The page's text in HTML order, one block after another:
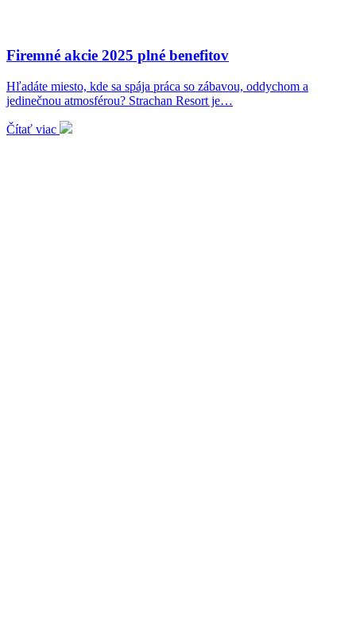
Firemné akcie 2025 plné benefitov
Hľadáte miesto, kde sa spája práca so zábavou, oddychom a
jedinečnou atmosférou? Strachan Resort je…
Čítať viac